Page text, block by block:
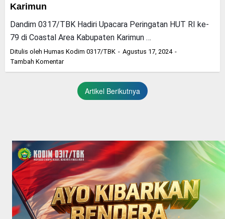
Karimun
Dandim 0317/TBK Hadiri Upacara Peringatan HUT RI ke-
79 di Coastal Area Kabupaten Karimun …
Ditulis oleh Humas Kodim 0317/TBK
Agustus 17, 2024
Tambah Komentar
Artikel Berikutnya